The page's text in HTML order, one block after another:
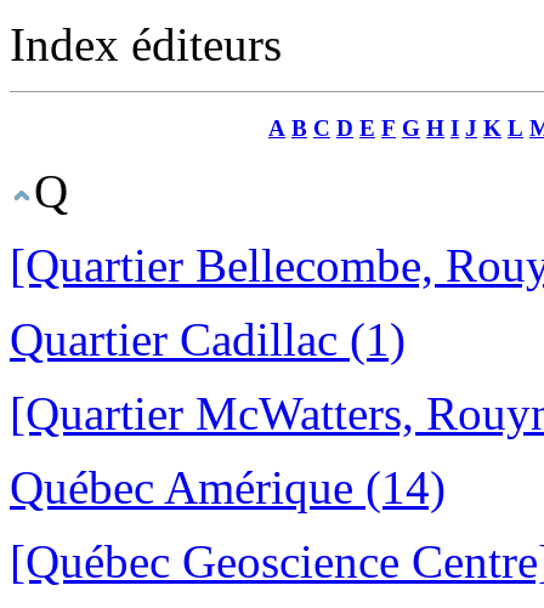
Index éditeurs
A B C D E F G H I J K L
Q
[Quartier Bellecombe,
Quartier Cadillac (1)
[Quartier McWatters,
Québec Amérique (14)
[Québec Geoscience